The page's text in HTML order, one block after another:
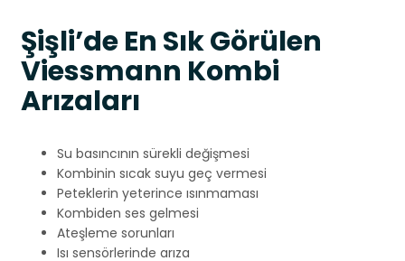
Şişli’de En Sık Görülen
Viessmann Kombi
Arızaları
Su basıncının sürekli değişmesi
Kombinin sıcak suyu geç vermesi
Peteklerin yeterince ısınmaması
Kombiden ses gelmesi
Ateşleme sorunları
Isı sensörlerinde arıza